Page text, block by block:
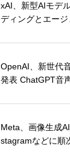
xAI、新型AIモデ
ディングとエー
OpenAI、新世代
発表 ChatGPT音
Meta、画像生成
stagramなどに順